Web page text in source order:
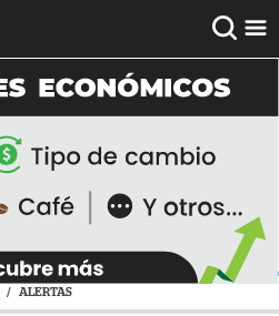
/ ALERTAS